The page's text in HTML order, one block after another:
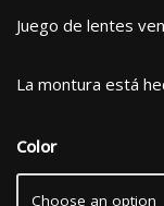
Juego de lentes
La montura está
Color